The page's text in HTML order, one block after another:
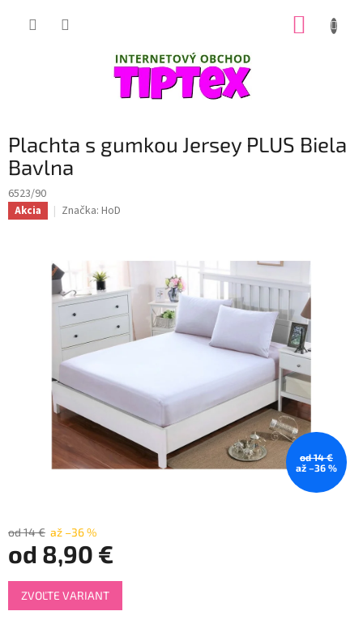
Plachta s gumkou Jersey PLUS Biela
Bavlna
6523/90
Akcia Značka: HoD
od 14 €
až –36 %
od 14 € až –36 %
od 8,90 €
Jednotková
cena:
ZVOĽTE VARIANT